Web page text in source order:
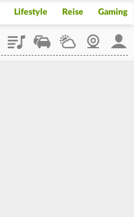
Lifestyle Reise Gaming
PlaylistStaupilotWetterWebcam